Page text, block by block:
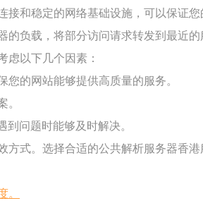
和稳定的网络基础设施，可以保证您
负载，将部分访问请求转发到最近的
虑以下几个因素：
的网站能够提供高质量的服务。
。
问题时能够及时解决。
式。选择合适的公共解析服务器香
。